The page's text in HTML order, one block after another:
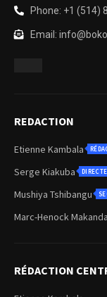
Phone: +1 (514)
Email:
REDACTION
Etienne Kambala
Serge Kiakuba
Mushiya Tshibangu
Marc-Henock Makanda
RÉDACTION